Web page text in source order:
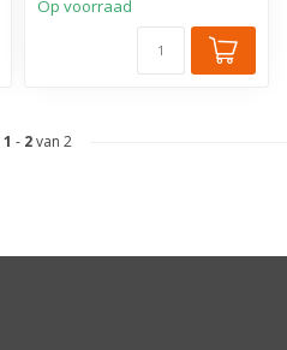
Op voorraad
1 - 2van 2